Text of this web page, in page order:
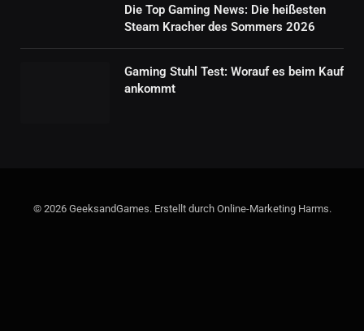
Die Top Gaming News: Die heißesten
Steam Kracher des Sommers 2026
Gaming Stuhl Test: Worauf es beim Kauf
ankommt
© 2026 GeeksandGames. Erstellt durch Online-Marketing Harms.